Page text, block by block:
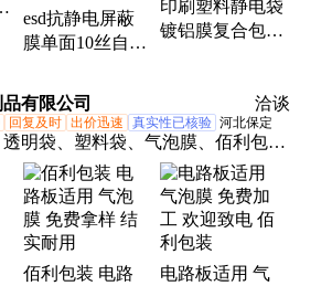
esd抗静电屏蔽
膜单面10丝自封
件电路板包装袋
印刷塑料静电袋
镀铝膜复合包装
有限公司
洽谈
回复及时 出价迅速 真实性已核验 河北保定
明袋、塑料袋、气泡膜、佰利包
珍珠棉、平口袋、取样袋、epe海
pe袋、封口pe袋、pe袋密封、透明
、服装pe袋、保护充气、卷气泡卷、
卷、发泡片材、epe异型材、双面
佰利包装 电路
电路板适用 气